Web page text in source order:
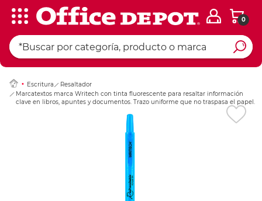
0
Escritura
Resaltador
Marcatextos marca Writech con tinta fluorescente para resaltar información
clave en libros, apuntes y documentos. Trazo uniforme que no traspasa el papel.
Ingresar Codigo